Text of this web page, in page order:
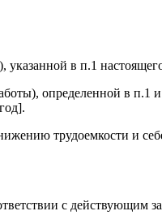
в п.1
определенной в п.1
трудоемкости и
с действующим